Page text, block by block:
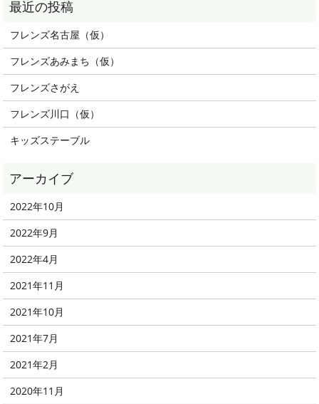
フレンズ名古屋（仮）
フレンズあみまち（仮）
フレンズさがえ
フレンズ川口（仮）
キッズステーブル
2022年10月
2022年9月
2022年4月
2021年11月
2021年10月
2021年7月
2021年2月
2020年11月